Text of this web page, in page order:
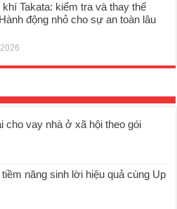
khí Takata: kiểm tra và thay thế
động nhỏ cho sự an toàn lâu
cho vay nhà ở xã hội theo gói
năng sinh lời hiệu quả cùng Up